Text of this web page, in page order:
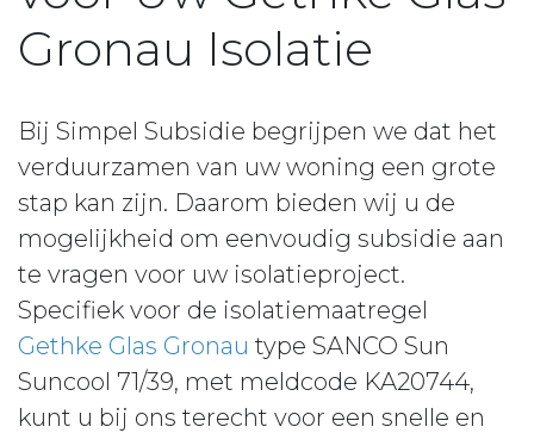
Gronau Isolatie
Bij Simpel Subsidie begrijpen we dat het
verduurzamen van uw woning een grote
stap kan zijn. Daarom bieden wij u de
mogelijkheid om eenvoudig subsidie aan
te vragen voor uw isolatieproject.
Specifiek voor de isolatiemaatregel
Gethke Glas Gronau type SANCO Sun
Suncool 71/39, met meldcode KA20744,
kunt u bij ons terecht voor een snelle en